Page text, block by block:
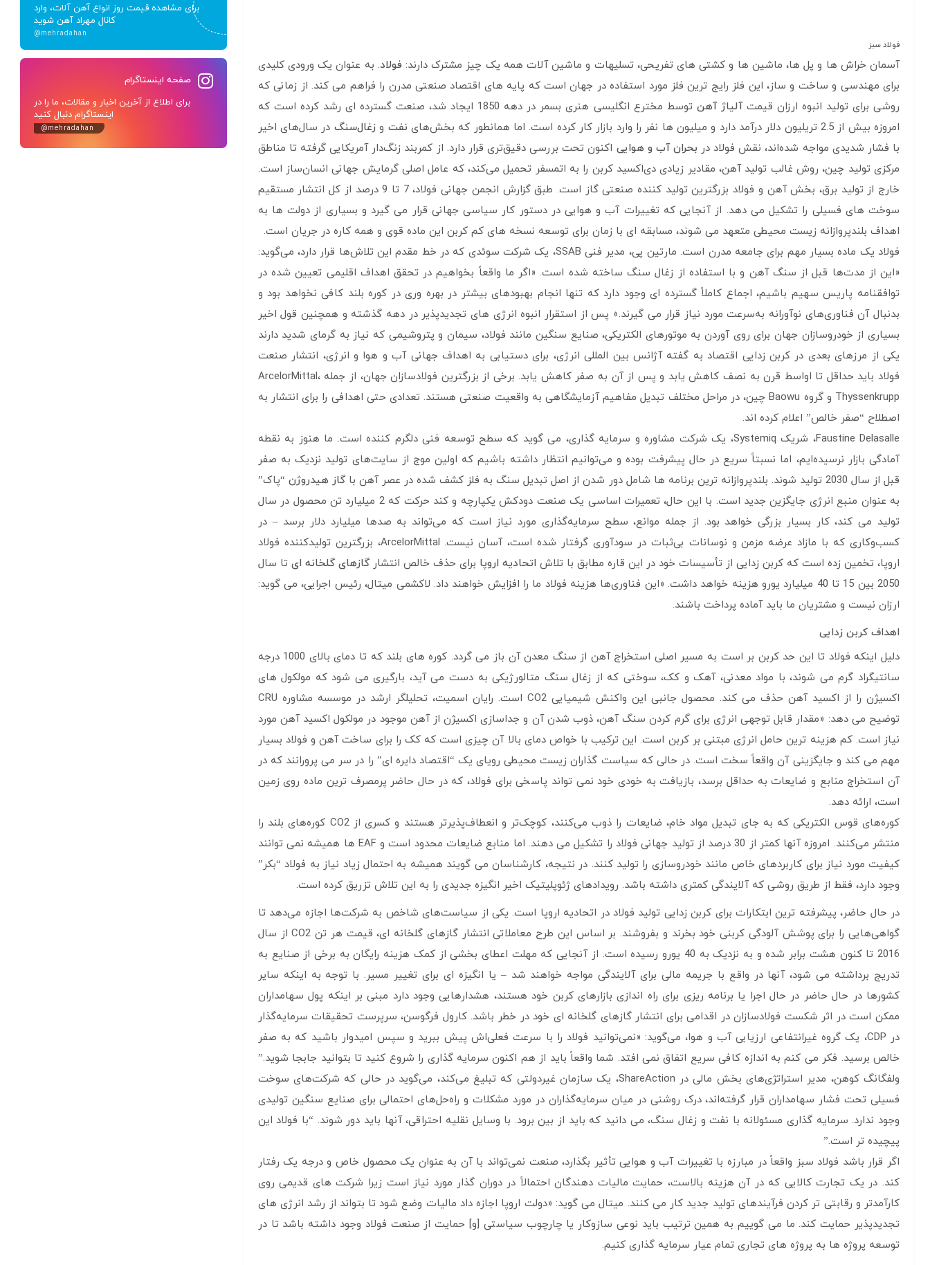
فولاد سبز
آسمان خراش ها و پل ها، ماشین ها و کشتی های تفریحی، تسلیهات و ماشین آلات همه یک چیز مشترک دارند: فولاد. به عنوان یک ورودی کلیدی
برای مهندسی و ساخت و ساز، این فلز رایج ترین فلز مورد استفاده در جهان است که پایه های اقتصاد صنعتی مدرن را فراهم می کند. از زمانی که
روشی برای تولید انبوه ارزان قیمتآلیاژ آهن
توسط مخترع انگلیسی هنری بسمر در دهه 1850 ایجاد شد، صنعت گسترده ای رشد کرده است که
امروزه بیش از 2.5 تریلیون دلار درآمد دارد و میلیون ها نفر را وارد بازار کار کرده است. اما همانطور که بخش‌های
نفت وزغال‌سنگ در سال‌های اخیر
با فشار شدیدی مواجه شده‌اند، نقش فولاد در بحران آب‌ و هوایی اکنون تحت بررسی دقیق‌تری قرار دارد. از کمربند زنگ‌دار آمریکایی گرفته تا مناطق
مرکزی تولید چین، روش غالب تولید آهن، مقادیر زیادی دی‌اکسید کربن را به اتمسفر تحمیل می‌کند، که عامل اصلی گرمایش جهانی انسان‌ساز است.
خارج از تولید برق، بخش آهن و فولاد بزرگترین تولید کننده صنعتی گاز است. طبق گزارش انجمن جهانی فولاد، 7 تا 9 درصد از کل انتشار مستقیم
سوخت های فسیلی را تشکیل می دهد. از آنجایی که تغییرات آب و هوایی در دستور کار سیاسی جهانی قرار می گیرد و بسیاری از دولت ها به
اهداف بلندپروازانه زیست محیطی متعهد می شوند، مسابقه ای با زمان برای توسعه نسخه های کم کربن این ماده قوی و همه کاره در جریان است.
فولاد یک ماده بسیار مهم برای جامعه مدرن است. مارتین پی، مدیر فنی SSAB، یک شرکت سوئدی که در خط مقدم این تلاش‌ها قرار دارد، می‌گوید:
«این از مدت‌ها قبل از سنگ آهن و با استفاده از زغال سنگ ساخته شده است. «اگر ما واقعاً بخواهیم در تحقق اهداف اقلیمی تعیین شده در
توافقنامه پاریس سهیم باشیم، اجماع کاملاً گسترده ای وجود دارد که تنها انجام بهبودهای بیشتر در بهره وری در کوره بلند کافی نخواهد بود و
بدنبال آن فناوری‌های نوآورانه به‌سرعت مورد نیاز قرار می گیرند.» پس از استقرار انبوه انرژی های تجدیدپذیر در دهه گذشته و همچنین قول اخیر
بسیاری از خودروسازان جهان برای روی آوردن به موتورهای الکتریکی، صنایع سنگین مانند فولاد، سیمان و پتروشیمی که نیاز به گرمای شدید دارند
یکی از مرزهای بعدی در کربن زدایی اقتصاد به گفته آژانس بین المللی انرژی، برای دستیابی به اهداف جهانی آب و هوا و انرژی، انتشار صنعت
فولاد باید حداقل تا اواسط قرن به نصف کاهش یابد و پس از آن به صفر کاهش یابد. برخی از بزرگترین فولادسازان جهان، از جمله ArcelorMittal،
Thyssenkrupp و گروه Baowu چین، در مراحل مختلف تبدیل مفاهیم آزمایشگاهی به واقعیت صنعتی هستند. تعدادی حتی اهدافی را برای انتشار به
اصطلاح “صفر خالص” اعلام کرده اند.
Faustine Delasalle، شریک Systemiq، یک شرکت مشاوره و سرمایه گذاری، می گوید که سطح توسعه فنی دلگرم کننده است. ما هنوز به نقطه
آمادگی بازار نرسیده‌ایم، اما نسبتاً سریع در حال پیشرفت بوده و می‌توانیم انتظار داشته باشیم که اولین موج از سایت‌های تولید نزدیک به صفر
قبل از سال 2030 تولید شوند. بلندپروازانه ترین برنامه ها شامل دور شدن از اصل تبدیل سنگ به فلز کشف شده در عصر آهن با
گاز هیدروژن “پاک”
به عنوان منبع انرژی جایگزین جدید است. با این حال، تعمیرات اساسی یک صنعت دودکش یکپارچه و کند حرکت که 2 میلیارد تن محصول در سال
تولید می کند، کار بسیار بزرگی خواهد بود. از جمله موانع، سطح سرمایه‌گذاری مورد نیاز است که می‌تواند به صدها میلیارد دلار برسد – در
کسب‌وکاری که با مازاد عرضه مزمن و نوسانات بی‌ثبات در سودآوری گرفتار شده است، آسان نیست. ArcelorMittal، بزرگترین تولیدکننده فولاد
اروپا، تخمین زده است که کربن زدایی از تأسیسات خود در این قاره مطابق با تلاشاتحادیه اروپا برای حذف خالص انتشار گازهای گلخانه ای تا سال
2050 بین 15 تا 40 میلیارد یورو هزینه خواهد داشت. «این فناوری‌ها هزینه فولاد ما را افزایش خواهند داد. لاکشمی میتال، رئیس اجرایی، می گوید:
ارزان نیست و مشتریان ما باید آماده پرداخت باشند.
اهداف کربن زدایی
دلیل اینکه فولاد تا این حد کربن بر است به مسیر اصلی استخراج آهن از سنگ معدن آن باز می گردد. کوره های بلند که تا دمای بالای 1000 درجه
سانتیگراد گرم می شوند، با مواد معدنی، آهک و کک، سوختی که از زغال سنگ متالورژیکی به دست می آید، بارگیری می شود که مولکول های
اکسیژن را از اکسید آهن حذف می کند. محصول جانبی این واکنش شیمیایی CO2 است. رایان اسمیت، تحلیلگر ارشد در موسسه مشاوره CRU
توضیح می دهد: «مقدار قابل توجهی انرژی برای گرم کردن سنگ آهن، ذوب شدن آن و جداسازی اکسیژن از آهن موجود در مولکول اکسید آهن مورد
نیاز است. کم هزینه ترین حامل انرژی مبتنی بر کربن است. این ترکیب با خواص دمای بالا آن چیزی است که کک را برای ساخت آهن و فولاد بسیار
مهم می کند و جایگزینی آن واقعاً سخت است. در حالی که سیاست گذاران زیست محیطی رویای یک “اقتصاد دایره ای” را در سر می پرورانند که در
آن استخراج منابع و ضایعات به حداقل برسد، بازیافت به خودی خود نمی تواند پاسخی برای فولاد، که در حال حاضر پرمصرف ترین ماده روی زمین
است، ارائه دهد.
کوره‌های قوس الکتریکی که به جای تبدیل مواد خام، ضایعات را ذوب می‌کنند، کوچک‌تر و انعطاف‌پذیرتر هستند و کسری از CO2 کوره‌های بلند را
منتشر می‌کنند. امروزه آنها کمتر از 30 درصد از تولید جهانی فولاد را تشکیل می دهند. اما منابع ضایعات محدود است و EAF ها همیشه نمی توانند
کیفیت مورد نیاز برای کاربردهای خاص مانند خودروسازی را تولید کنند. در نتیجه، کارشناسان می گویند همیشه به احتمال زیاد نیاز به فولاد “بکر”
وجود دارد، فقط از طریق روشی که آلایندگی کمتری داشته باشد. رویدادهای ژئوپلیتیک اخیر انگیزه جدیدی را به این تلاش تزریق کرده است.
در حال حاضر، پیشرفته ترین ابتکارات برای کربن زدایی تولید فولاد در اتحادیه اروپا است. یکی از سیاست‌های شاخص به شرکت‌ها اجازه می‌دهد تا
گواهی‌هایی را برای پوشش آلودگی کربنی خود بخرند و بفروشند. بر اساس این طرح معاملاتی انتشار گازهای گلخانه ای، قیمت هر تن CO2 از سال
2016 تا کنون هشت برابر شده و به نزدیک به 40 یورو رسیده است. از آنجایی که مهلت اعطای بخشی از کمک هزینه رایگان به برخی از صنایع به
تدریج برداشته می شود، آنها در واقع با جریمه مالی برای آلایندگی مواجه خواهند شد – یا انگیزه ای برای تغییر مسیر. با توجه به اینکه سایر
کشورها در حال حاضر در حال اجرا یا برنامه ریزی برای راه اندازی بازارهای کربن خود هستند، هشدارهایی وجود دارد مبنی بر اینکه پول سهامداران
ممکن است در اثر شکست فولادسازان در اقدامی برای انتشار گازهای گلخانه ای خود در خطر باشد. کارول فرگوسن، سرپرست تحقیقات سرمایه‌گذار
در CDP، یک گروه غیرانتفاعی ارزیابی آب و هوا، می‌گوید: «نمی‌توانید فولاد را با سرعت فعلی‌اش پیش ببرید و سپس امیدوار باشید که به صفر
خالص برسید. فکر می کنم به اندازه کافی سریع اتفاق نمی افتد. شما واقعاً باید از هم اکنون سرمایه گذاری را شروع کنید تا بتوانید جابجا شوید.”
ولفگانگ کوهن، مدیر استراتژی‌های بخش مالی در ShareAction، یک سازمان غیردولتی که تبلیغ می‌کند، می‌گوید در حالی که شرکت‌های سوخت
فسیلی تحت فشار سهامداران قرار گرفته‌اند، درک روشنی در میان سرمایه‌گذاران در مورد مشکلات و راه‌حل‌های احتمالی برای صنایع سنگین تولیدی
وجود ندارد. سرمایه گذاری مسئولانه با نفت و زغال سنگ، می دانید که باید از بین برود. با وسایل نقلیه احتراقی، آنها باید دور شوند. “با فولاد این
پیچیده تر است.”
اگر قرار باشد فولاد سبز واقعاً در مبارزه با تغییرات آب و هوایی تأثیر بگذارد، صنعت نمی‌تواند با آن به عنوان یک محصول خاص و درجه یک رفتار
کند. در یک تجارت کالایی که در آن هزینه بالاست، حمایت مالیات دهندگان احتمالاً در دوران گذار مورد نیاز است زیرا شرکت های قدیمی روی
کارآمدتر و رقابتی تر کردن فرآیندهای تولید جدید کار می کنند. میتال می گوید: «دولت اروپا اجازه داد مالیات وضع شود تا بتواند از رشد انرژی های
تجدیدپذیر حمایت کند. ما می گوییم به همین ترتیب باید نوعی سازوکار یا چارچوب سیاستی [و] حمایت از صنعت فولاد وجود داشته باشد تا در
توسعه پروژه ها به پروژه های تجاری تمام عیار سرمایه گذاری کنیم.
برای مشاهده قیمت روز انواع آهن آلات، وارد
کانال مهراد آهن شوید
@mehradahan
صفحه اینستاگرام
برای اطلاع از آخرین اخبار و مقالات، ما را در
اینستاگرام دنبال کنید
@mehradahan